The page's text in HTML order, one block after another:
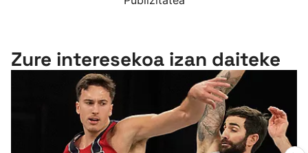
Zure interesekoa izan daiteke